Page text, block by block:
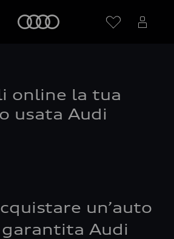
online la tua
usata Audi
un’auto
Audi